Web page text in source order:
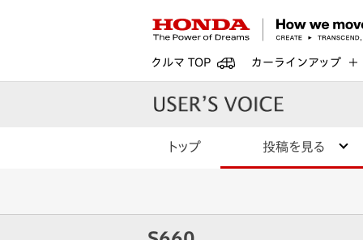
クルマ TOP カーラインアップ
トップ 投稿を見る